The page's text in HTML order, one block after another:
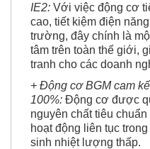
IE2: Với việc động cơ
cao, tiết kiệm điện
trường, đây chính là
tâm trên toàn thế giới,
tranh cho các doanh
+ Động cơ BGM cam
100%: Động cơ được
nguyên chất tiêu
hoạt động liên tục
sinh nhiệt lượng thấp.